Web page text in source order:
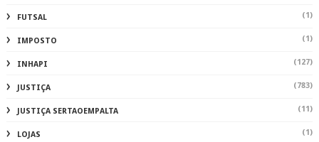
FUTSAL (1)
IMPOSTO (1)
INHAPI (127)
JUSTIÇA (783)
JUSTIÇA SERTAOEMPALTA (11)
LOJAS (1)